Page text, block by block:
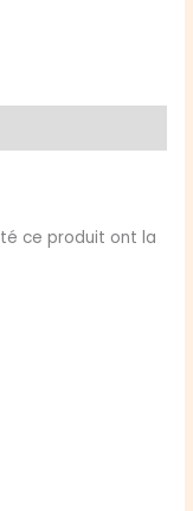
ce produit ont la